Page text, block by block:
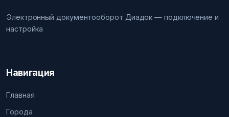
Электронный документооборот Диадок — подключение и
настройка
Навигация
Главная
Города